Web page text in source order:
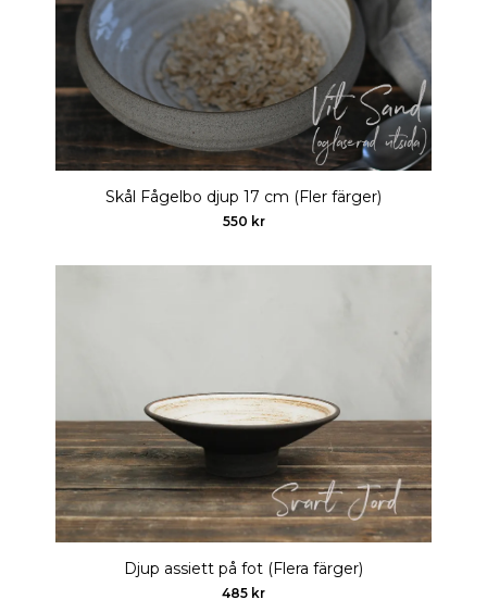
Skål Fågelbo djup 17 cm (Fler färger)
550 kr
Djup assiett på fot (Flera färger)
485 kr